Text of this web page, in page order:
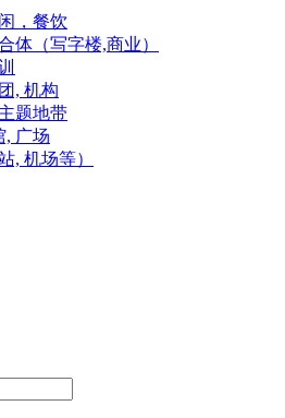
，餐饮
体（写字楼,商业）
, 机构
题地带
, 广场
, 机场等）